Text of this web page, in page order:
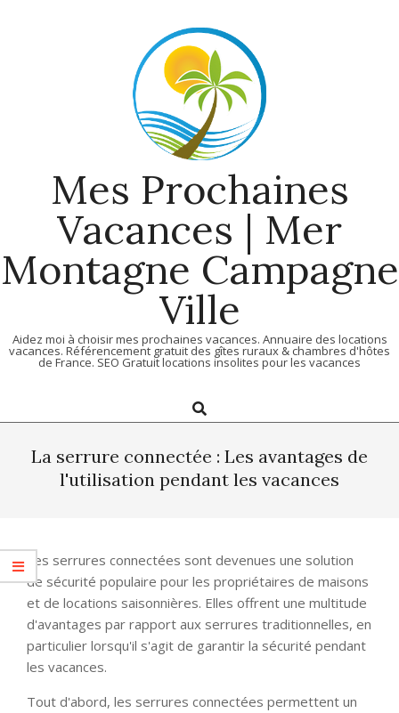
Mes Prochaines
Vacances | Mer
Montagne Campagne
Ville
Aidez moi à choisir mes prochaines vacances. Annuaire des locations
vacances. Référencement gratuit des gîtes ruraux & chambres d'hôtes
de France. SEO Gratuit locations insolites pour les vacances
Navigation
Menu
Search
La serrure connectée : Les avantages de
l'utilisation pendant les vacances
Les serrures connectées sont devenues une solution
de sécurité populaire pour les propriétaires de maisons
et de locations saisonnières. Elles offrent une multitude
d'avantages par rapport aux serrures traditionnelles, en
particulier lorsqu'il s'agit de garantir la sécurité pendant
les vacances.
Tout d'abord, les serrures connectées permettent un